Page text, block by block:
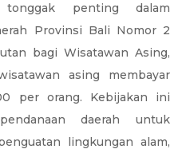
penting dalam
Provinsi Bali Nomor 2
bagi Wisatawan Asing,
asing membayar
per orang. Kebijakan ini
daerah untuk
lingkungan alam,